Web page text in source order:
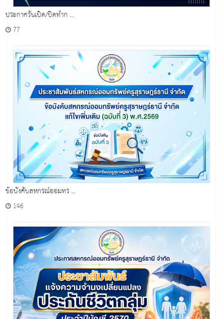
ประกาศวันเปิด/ปิดทำก ...
77
ข้อบังคับสหกรณ์ออมทร ...
146